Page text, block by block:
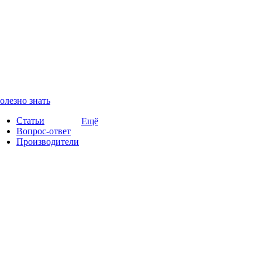
знать
Статьи
Вопрос-ответ
Производители
Ещё